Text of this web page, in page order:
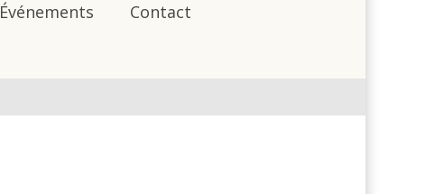
Événements Contact